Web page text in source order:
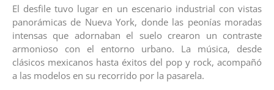
El desfile tuvo lugar en un escenario industrial con vistas
panorámicas de Nueva York, donde las peonías moradas
intensas que adornaban el suelo crearon un contraste
armonioso con el entorno urbano. La música, desde
clásicos mexicanos hasta éxitos del pop y rock, acompañó
a las modelos en su recorrido por la pasarela.